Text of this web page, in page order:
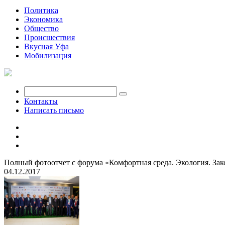
Политика
Экономика
Общество
Происшествия
Вкусная Уфа
Мобилизация
Контакты
Написать письмо
Полный фотоотчет с форума «Комфортная среда. Экология.
04.12.2017